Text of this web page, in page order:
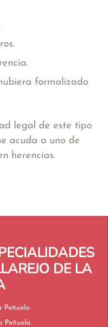
formalizado
legal de este tipo
acuda a uno de
herencias.
DE LA
de la Peñuela
de la Peñuela